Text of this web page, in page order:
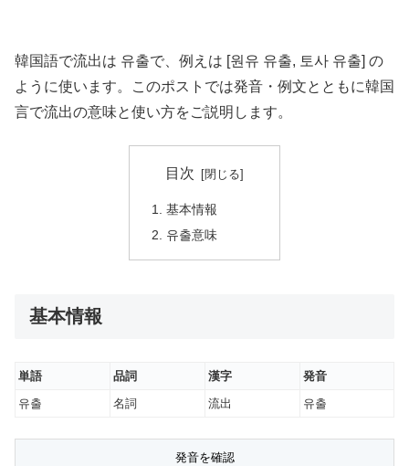
韓国語で流出は 유출で、例えは [원유 유출, 토사 유출] の
ように使います。このポストでは発音・例文とともに韓国
言で流出の意味と使い方をご説明します。
目次
基本情報
유출意味
基本情報
単語 品詞 漢字
発音
유출
名詞 流出 유출